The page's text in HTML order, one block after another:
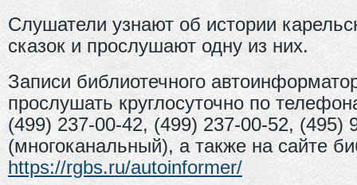
Слушатели узнают об истории
сказок и прослушают одну из них.
Записи библиотечного
прослушать круглосуточно по
(499) 237-00-42, (499) 237-00-52, (495)
(многоканальный), а также на сайте
https://rgbs.ru/autoinformer/